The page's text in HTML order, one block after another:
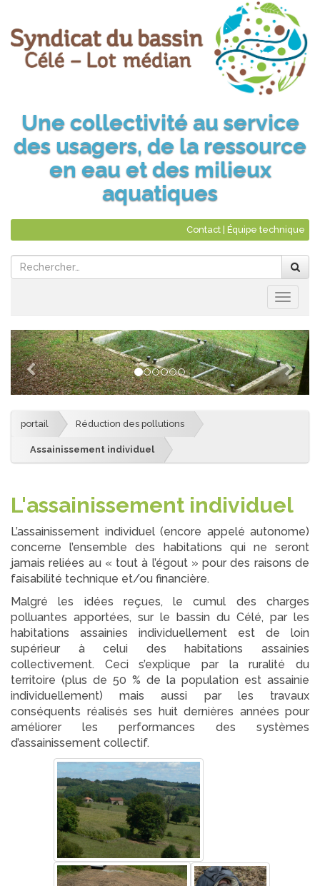
Une collectivité au service
des usagers, de la ressource
en eau et des milieux
aquatiques
Contact Équipe technique
portail Réduction des pollutions
Assainissement individuel
L'assainissement individuel
L’assainissement individuel (encore appelé autonome)
concerne l’ensemble des habitations qui ne seront
jamais reliées au « tout à l’égout » pour des raisons de
faisabilité technique et/ou financière.
Malgré les idées reçues, le cumul des charges
polluantes apportées, sur le bassin du Célé, par les
habitations assainies individuellement est de loin
supérieur à celui des habitations assainies
collectivement. Ceci s’explique par la ruralité du
territoire (plus de 50 % de la population est assainie
individuellement) mais aussi par les travaux
conséquents réalisés ses huit dernières années pour
améliorer les performances des systèmes
d’assainissement collectif.